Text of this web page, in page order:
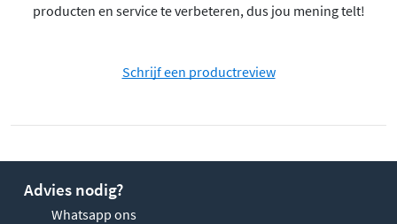
producten en service te verbeteren, dus jou mening telt!
Schrijf een productreview
Advies nodig?
Whatsapp ons